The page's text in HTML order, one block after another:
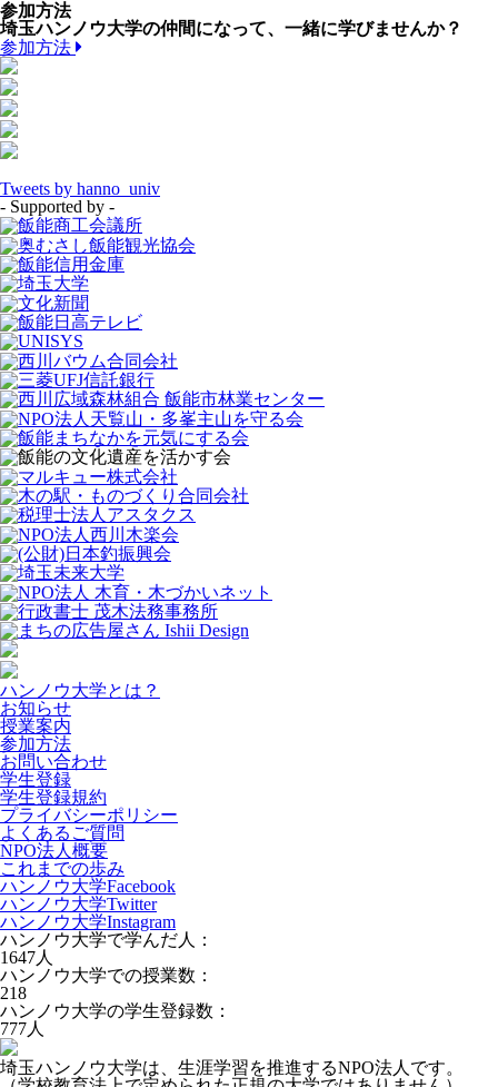
参加方法
埼玉ハンノウ大学の仲間になって、一緒に学びませんか？
参加方法
Tweets by hanno_univ
- Supported by -
ハンノウ大学とは？
お知らせ
授業案内
参加方法
お問い合わせ
学生登録
学生登録規約
プライバシーポリシー
よくあるご質問
NPO法人概要
これまでの歩み
ハンノウ大学Facebook
ハンノウ大学Twitter
ハンノウ大学Instagram
ハンノウ大学で学んだ人：
1647人
ハンノウ大学での授業数：
218
ハンノウ大学の学生登録数：
777人
埼玉ハンノウ大学は、生涯学習を推進するNPO法人です。